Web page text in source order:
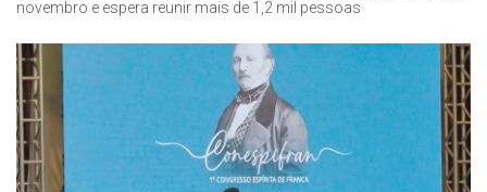
novembro e espera reunir mais de 1,2 mil pessoas